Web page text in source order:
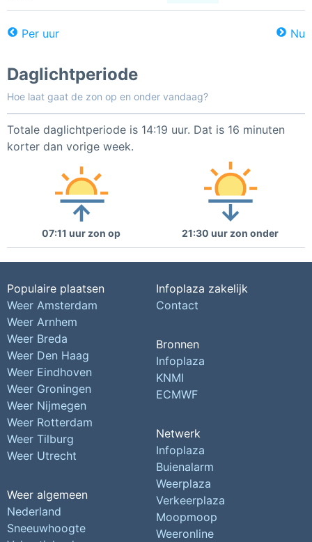
Per uur Nu
Daglichtperiode
Hoe laat gaat de zon op en onder vandaag?
Totale daglichtperiode is 14:19 uur. Dat is 16 minuten
korter dan vorige week.
07:11 uur zon op 21:30 uur zon onder
Populaire plaatsen
Weer Amsterdam
Weer Arnhem
Weer Breda
Weer Den Haag
Weer Eindhoven
Weer Groningen
Weer Nijmegen
Weer Rotterdam
Weer Tilburg
Weer Utrecht
Weer algemeen
Nederland
Sneeuwhoogte
Infoplaza zakelijk
Contact
Bronnen
Infoplaza
KNMI
ECMWF
Netwerk
Infoplaza
Buienalarm
Weerplaza
Verkeerplaza
Moopmoop
Weeronline